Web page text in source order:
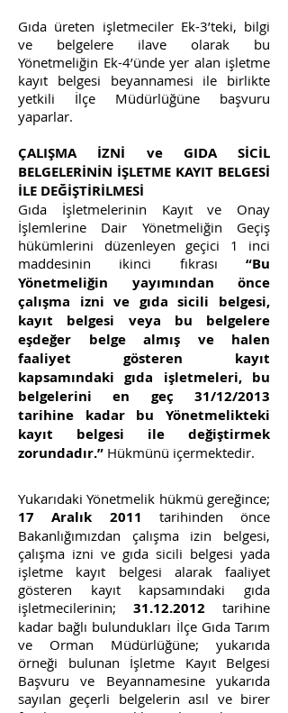
Gıda üreten işletmeciler Ek-3’teki, bilgi
ve belgelere ilave olarak bu
Yönetmeliğin Ek-4’ünde yer alan işletme
kayıt belgesi beyannamesi ile birlikte
yetkili İlçe Müdürlüğüne başvuru
yaparlar.
ÇALIŞMA İZNİ ve GIDA SİCİL
BELGELERİNİN İŞLETME KAYIT BELGESİ
İLE DEĞİŞTİRİLMESİ
Gıda İşletmelerinin Kayıt ve Onay
İşlemlerine Dair Yönetmeliğin Geçiş
hükümlerini düzenleyen geçici 1 inci
maddesinin ikinci fıkrası “Bu
Yönetmeliğin yayımından önce
çalışma izni ve gıda sicili belgesi,
kayıt belgesi veya bu belgelere
eşdeğer belge almış ve halen
faaliyet gösteren kayıt
kapsamındaki gıda işletmeleri, bu
belgelerini en geç 31/12/2013
tarihine kadar bu Yönetmelikteki
kayıt belgesi ile değiştirmek
zorundadır.” Hükmünü içermektedir.
Yukarıdaki Yönetmelik hükmü gereğince;
17 Aralık 2011 tarihinden önce
Bakanlığımızdan çalışma izin belgesi,
çalışma izni ve gıda sicili belgesi yada
işletme kayıt belgesi alarak faaliyet
gösteren kayıt kapsamındaki gıda
işletmecilerinin; 31.12.2012 tarihine
kadar bağlı bulundukları İlçe Gıda Tarım
ve Orman Müdürlüğüne; yukarıda
örneği bulunan İşletme Kayıt Belgesi
Başvuru ve Beyannamesine yukarıda
sayılan geçerli belgelerin asıl ve birer